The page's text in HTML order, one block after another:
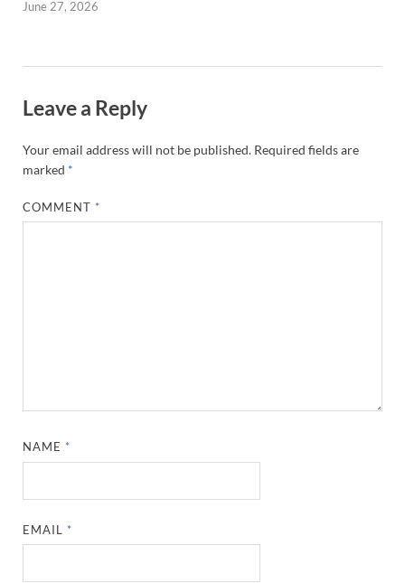
June 27, 2026
Leave a Reply
Your email address will not be published. Required fields are
marked *
COMMENT *
NAME *
EMAIL *